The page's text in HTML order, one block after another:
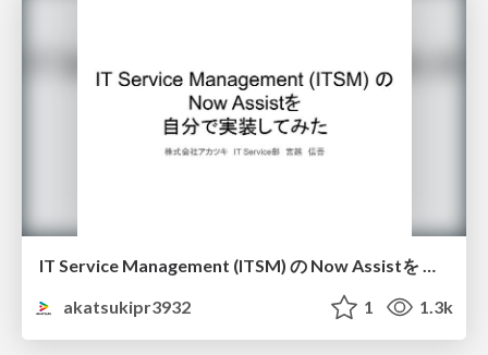
akatsukipr3932
1 1.3k